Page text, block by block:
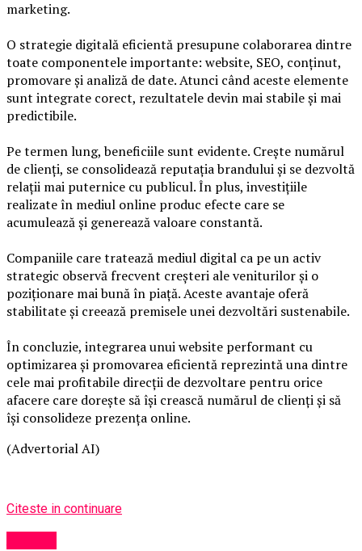
marketing.
O strategie digitală eficientă presupune colaborarea dintre
toate componentele importante: website, SEO, conținut,
promovare și analiză de date. Atunci când aceste elemente
sunt integrate corect, rezultatele devin mai stabile și mai
predictibile.
Pe termen lung, beneficiile sunt evidente. Crește numărul
de clienți, se consolidează reputația brandului și se dezvoltă
relații mai puternice cu publicul. În plus, investițiile
realizate în mediul online produc efecte care se
acumulează și generează valoare constantă.
Companiile care tratează mediul digital ca pe un activ
strategic observă frecvent creșteri ale veniturilor și o
poziționare mai bună în piață. Aceste avantaje oferă
stabilitate și creează premisele unei dezvoltări sustenabile.
În concluzie, integrarea unui website performant cu
optimizarea și promovarea eficientă reprezintă una dintre
cele mai profitabile direcții de dezvoltare pentru orice
afacere care dorește să își crească numărul de clienți și să
își consolideze prezența online.
(Advertorial AI)
Citeste in continuare